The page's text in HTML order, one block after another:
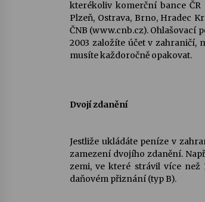
kterékoliv komerční bance ČR
Plzeň, Ostrava, Brno, Hradec
ČNB (www.cnb.cz). Ohlašovací
2003 založíte účet v zahraničí,
musíte každoročně opakovat.
Dvojí zdanění
Jestliže ukládáte peníze v
zamezení dvojího zdanění.
zemi, ve které strávil více než
daňovém přiznání (typ B).